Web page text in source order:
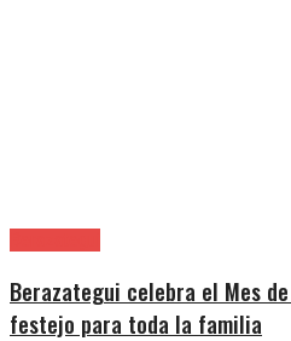
Berazategui celebra el Mes
festejo para toda la familia